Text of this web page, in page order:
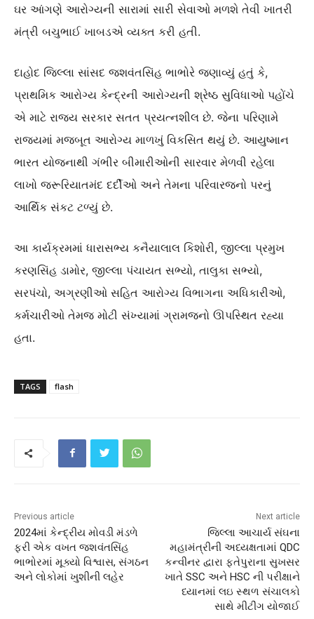
ઘર આંગણે આરોગ્યની સારામાં સારી સેવાઓ મળશે તેવી ખાતરી
મંત્રી બચુભાઈ ખાબડએ વ્યક્ત કરી હતી.
દાહોદ જિલ્લા સાંસદ જશવંતસિંહ ભાભોરે જણાવ્યું હતું કે,
પ્રાથમિક આરોગ્ય કેન્દ્રની આરોગ્યની શ્રેષ્ઠ સુવિધાઓ પહોંચે
એ માટે રાજ્ય સરકાર સતત પ્રયત્નશીલ છે. જેના પરિણામે
રાજ્યમાં મજબૂત આરોગ્ય માળખું વિકસિત થયું છે. આયુષ્માન
ભારત યોજનાથી ગંભીર બીમારીઓની સારવાર મેળવી રહેલા
લાખો જરૂરિયાતમંદ દર્દીઓ અને તેમના પરિવારજનો પરનું
આર્થિક સંકટ ટળ્યું છે.
આ કાર્યક્રમમાં ધારાસભ્ય કનૈયાલાલ કિશોરી, જીલ્લા પ્રમુખ
કરણસિંહ ડામોર, જીલ્લા પંચાયત સભ્યો, તાલુકા સભ્યો,
સરપંચો, અગ્રણીઓ સહિત આરોગ્ય વિભાગના અધિકારીઓ,
કર્મચારીઓ તેમજ મોટી સંખ્યામાં ગ્રામજનો ઊપસ્થિત રહ્યા
હતા.
TAGS flash
Previous article
2024માં કેન્દ્રીય મોવડી મંડળે
ફરી એક વખત જશવંતસિંહ
ભાભોરમાં મૂક્યો વિશ્વાસ, સંગઠન
અને લોકોમાં ખુશીની લહેર
Next article
જિલ્લા આચાર્ય સંઘના
મહામંત્રીની અધ્યક્ષતામાં QDC
કન્વીનર દ્વારા ફતેપુરાના સુખસર
ખાતે SSC અને HSC ની પરીક્ષાને
ધ્યાનમાં લઇ સ્થળ સંચાલકો
સાથે મીટીંગ યોજાઈ